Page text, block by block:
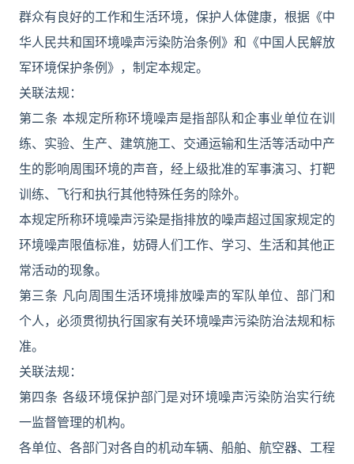
群众有良好的工作和生活环境，保护人体健康，根据《中
华人民共和国环境噪声污染防治条例》和《中国人民解放
军环境保护条例》，制定本规定。
关联法规：
第二条 本规定所称环境噪声是指部队和企事业单位在训
练、实验、生产、建筑施工、交通运输和生活等活动中产
生的影响周围环境的声音，经上级批准的军事演习、打靶
训练、飞行和执行其他特殊任务的除外。
本规定所称环境噪声污染是指排放的噪声超过国家规定的
环境噪声限值标准，妨碍人们工作、学习、生活和其他正
常活动的现象。
第三条 凡向周围生活环境排放噪声的军队单位、部门和
个人，必须贯彻执行国家有关环境噪声污染防治法规和标
准。
关联法规：
第四条 各级环境保护部门是对环境噪声污染防治实行统
一监督管理的机构。
各单位、各部门对各自的机动车辆、船舶、航空器、工程